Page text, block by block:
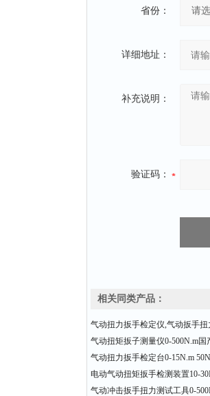
省份：
详细地址：
补充说明：
验证码：
相关同类产品：
气动扭力扳手检定仪,气动扳手扭
气动扭矩扳子测量仪0-500N.m国
气动扭力扳手检定台0-15N.m
电动气动扭矩扳手检测装置10-
气动冲击扳手扭力测试工具0-